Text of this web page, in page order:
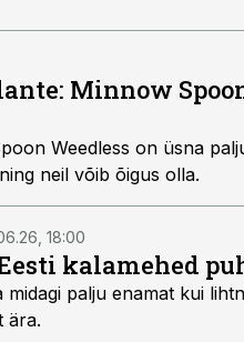
Minnow
Weedless on üsna
neil võib õigus olla.
18:00
kalamehed
palju enamat kui
ära.